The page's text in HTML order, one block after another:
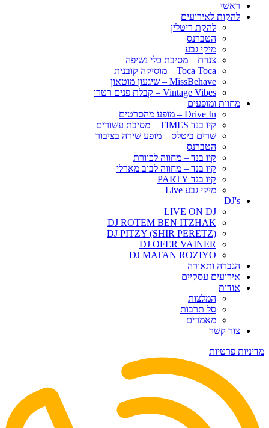
ראשי
להקות לאירועים
להקת ריטלין
הטברנס
מיקי גבע
צנרת – מסיבת כלי נשיפה
Toca Toca – מוסיקה קובנית
MissBehave – שיגעון מוטאון
Vintage Vibes – קבלת פנים רטרו
מחוות ומופעים
Drive In – מופע מהסרטים
קיו בנד TIMES – מסיבת עשורים
שרים ביטלס – מופע שירה בציבור
הטברנס
קיו בנד – מחווה לכוורת
קיו בנד – מחווה לבוב מארלי
קיו בנד PARTY
מיקי גבע Live
DJ's
LIVE ON DJ
DJ ROTEM BEN ITZHAK
DJ PITZY (SHIR PERETZ)
DJ OFER VAINER
DJ MATAN ROZIYO
הגברה ותאורה
אירועים עסקיים
אודות
המלצות
סל תרבות
מאמרים
צור קשר
מדיניות פרטיות